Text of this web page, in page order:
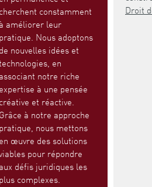
cherchent constamment
à améliorer leur
pratique. Nous adoptons
de nouvelles idées et
en
associant notre riche
expertise à une pensée
créative et réactive.
Grâce à notre approche
pratique, nous mettons
en œuvre des solutions
pour répondre
aux défis juridiques les
plus complexes.
Droit